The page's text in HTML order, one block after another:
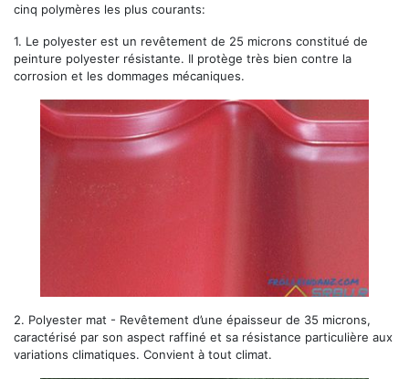
cinq polymères les plus courants:
1. Le polyester est un revêtement de 25 microns constitué de
peinture polyester résistante. Il protège très bien contre la
corrosion et les dommages mécaniques.
2. Polyester mat - Revêtement d’une épaisseur de 35 microns,
caractérisé par son aspect raffiné et sa résistance particulière aux
variations climatiques. Convient à tout climat.